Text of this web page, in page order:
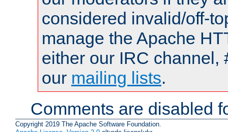
considered invalid/off-
manage the Apache
either our IRC channel,
our mailing lists.
Comments are disabled
Copyright 2019 The Apache Software Foundation.